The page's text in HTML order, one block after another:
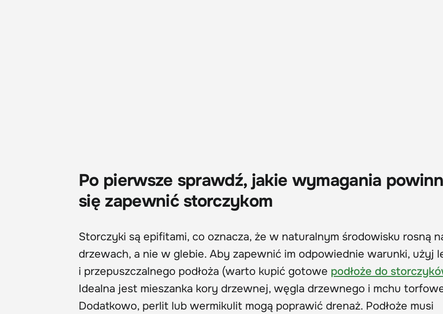
Po pierwsze sprawdź, jakie wymagania
się zapewnić storczykom
Storczyki są epifitami, co oznacza, że w naturalnym środowisku rosną
drzewach, a nie w glebie. Aby zapewnić im odpowiednie warunki, użyj
i przepuszczalnego podłoża (warto kupić gotowe podłoże do
Idealna jest mieszanka kory drzewnej, węgla drzewnego i mchu
Dodatkowo, perlit lub wermikulit mogą poprawić drenaż. Podłoże musi